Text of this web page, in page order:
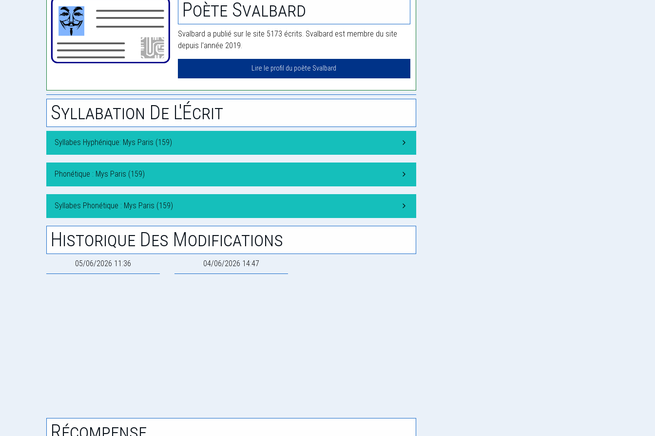
Poète Svalbard
Svalbard a publié sur le site 5173 écrits. Svalbard est membre du site
depuis l'année 2019.
Lire le profil du poète Svalbard
Syllabation De L'Écrit
Syllabes Hyphénique: Mys Paris (159)
Phonétique : Mys Paris (159)
Syllabes Phonétique : Mys Paris (159)
Historique Des Modifications
05/06/2026 11:36 04/06/2026 14:47